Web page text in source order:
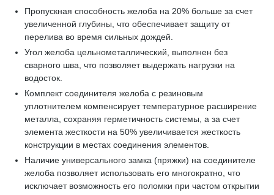
Пропускная способность желоба на 20% больше за счет
увеличенной глубины, что обеспечивает защиту от
перелива во время сильных дождей.
Угол желоба цельнометаллический, выполнен без
сварного шва, что позволяет выдержать нагрузки на
водосток.
Комплект соединителя желоба с резиновым
уплотнителем компенсирует температурное расширение
металла, сохраняя герметичность системы, а за счет
элемента жесткости на 50% увеличивается жесткость
конструкции в местах соединения элементов.
Наличие универсального замка (пряжки) на соединителе
желоба позволяет использовать его многократно, что
исключает возможность его поломки при частом открытии